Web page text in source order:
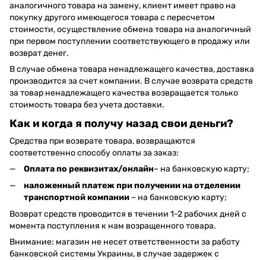
аналогичного товара на замену, клиент имеет право на
покупку другого имеющегося товара с пересчетом
стоимости, осуществление обмена товара на аналогичный
при первом поступлении соответствующего в продажу или
возврат денег.
В случае обмена товара ненадлежащего качества, доставка
производится за счет компании. В случае возврата средств
за товар ненадлежащего качества возвращается только
стоимость товара без учета доставки.
Как и когда я получу назад свои деньги?
Средства при возврате товара, возвращаются
соответственно способу оплаты за заказ:
Оплата по реквизитах/онлайн– на банковскую карту;
наложенный платеж при получении на отделении
транспортной компании – на банковскую карту;
Возврат средств проводится в течении 1-2 рабочих дней с
момента поступления к нам возращенного товара.
Внимание: магазин не несет ответственности за работу
банковской системы Украины, в случае задержек с